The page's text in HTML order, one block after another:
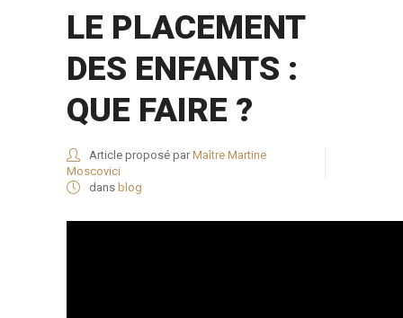
LE PLACEMENT
DES ENFANTS :
QUE FAIRE ?
Article proposé par Maître Martine
Moscovici
dans blog